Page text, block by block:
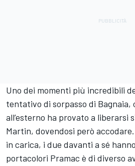
Uno dei momenti più incredibili
tentativo di sorpasso di Bagnaia,
all’esterno ha provato a liberarsi
Martin, dovendosi però
in carica, i due davanti a sé
portacolori Pramac è di diverso